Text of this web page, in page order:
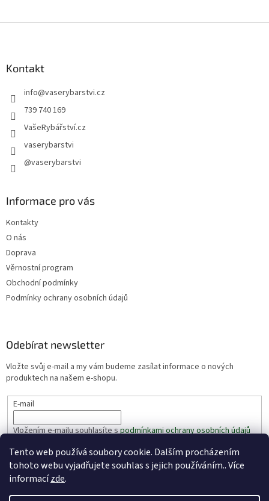
Tento web používá soubory cookie. Dalším procházením
tohoto webu vyjadřujete souhlas s jejich používáním.. Více
informacízde.
Kontakt
info@vaserybarstvi.cz
739 740 169
VašeRybářství.cz
vaserybarstvi
@vaserybarstvi
Informace pro vás
Kontakty
O nás
Doprava
Věrnostní program
Obchodní podmínky
Podmínky ochrany osobních údajů
Odebírat newsletter
Vložte svůj e-mail a my vám budeme zasílat informace o nových
produktech na našem e-shopu.
E-mail
Vložením e-mailu souhlasíte spodmínkami ochrany osobních údajů
PŘIHLÁSIT SE